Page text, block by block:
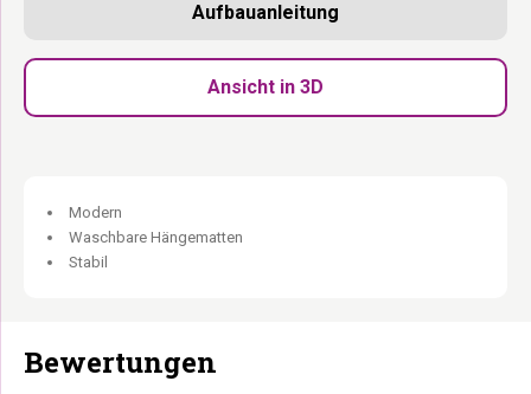
gleichzeitig.
Design- Kratzbaum voller Spielspaß.
Aufbauanleitung
Ansicht in 3D
Modern
Waschbare Hängematten
Stabil
Bewertungen